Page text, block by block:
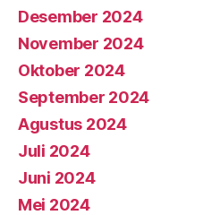
Desember 2024
November 2024
Oktober 2024
September 2024
Agustus 2024
Juli 2024
Juni 2024
Mei 2024